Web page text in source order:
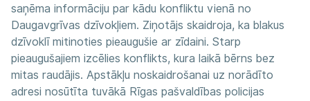
saņēma informāciju par kādu konfliktu vienā no
Daugavgrīvas dzīvokļiem. Ziņotājs skaidroja, ka blakus
dzīvoklī mitinoties pieaugušie ar zīdaini. Starp
pieaugušajiem izcēlies konflikts, kura laikā bērns bez
mitas raudājis. Apstākļu noskaidrošanai uz norādīto
adresi nosūtīta tuvākā Rīgas pašvaldības policijas